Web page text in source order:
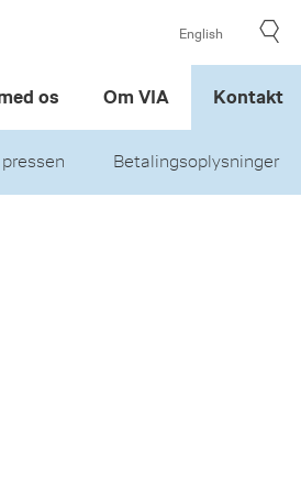
English
os Om VIA Kontakt
Betalingsoplysninger